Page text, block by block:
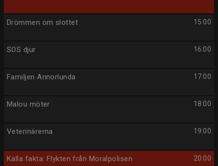
15:00
Drömmen om slottet
16:00
SOS djur
17:00
Familjen Annorlunda
18:00
Malou möter
19:00
Veterinärerna
20:00
Kalla fakta: Flykten från Moralpolisen